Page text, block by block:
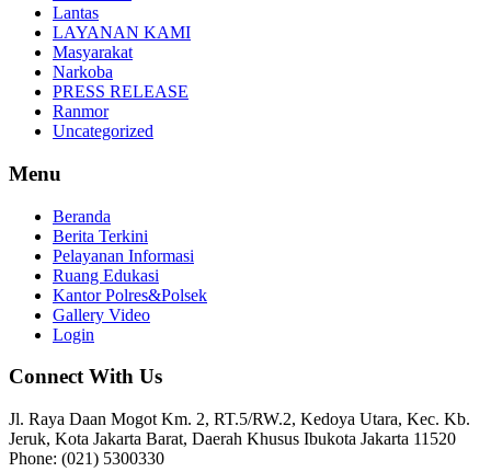
Lantas
LAYANAN KAMI
Masyarakat
Narkoba
PRESS RELEASE
Ranmor
Uncategorized
Menu
Beranda
Berita Terkini
Pelayanan Informasi
Ruang Edukasi
Kantor Polres&Polsek
Gallery Video
Login
Connect With Us
Jl. Raya Daan Mogot Km. 2, RT.5/RW.2, Kedoya Utara, Kec. Kb.
Jeruk, Kota Jakarta Barat, Daerah Khusus Ibukota Jakarta 11520
Phone: (021) 5300330